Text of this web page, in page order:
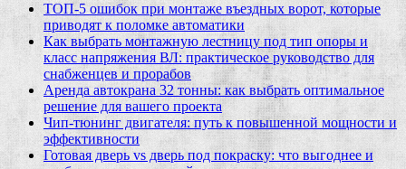
ТОП-5 ошибок при монтаже въездных ворот, которые
приводят к поломке автоматики
Как выбрать монтажную лестницу под тип опоры и
класс напряжения ВЛ: практическое руководство для
снабженцев и прорабов
Аренда автокрана 32 тонны: как выбрать оптимальное
решение для вашего проекта
Чип‑тюнинг двигателя: путь к повышенной мощности и
эффективности
Готовая дверь vs дверь под покраску: что выгоднее и